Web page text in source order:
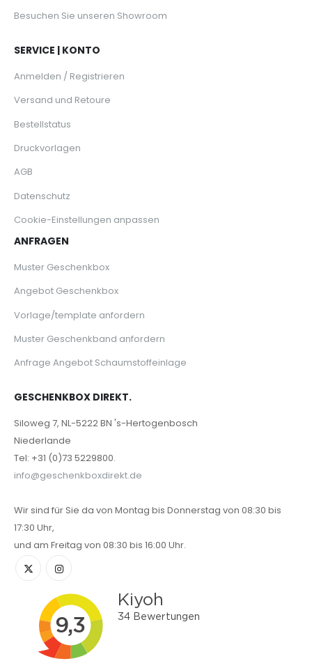
Besuchen Sie unseren Showroom
SERVICE | KONTO
Anmelden / Registrieren
Versand und Retoure
Bestellstatus
Druckvorlagen
AGB
Datenschutz
Cookie-Einstellungen anpassen
ANFRAGEN
Muster Geschenkbox
Angebot Geschenkbox
Vorlage/template anfordern
Muster Geschenkband anfordern
Anfrage Angebot Schaumstoffeinlage
GESCHENKBOX DIREKT.
Siloweg 7, NL-5222 BN 's-Hertogenbosch
Niederlande
Tel: +31 (0)73 5229800.
info@geschenkboxdirekt.de
Wir sind für Sie da von Montag bis Donnerstag von 08:30 bis
17:30 Uhr,
und am Freitag von 08:30 bis 16:00 Uhr.